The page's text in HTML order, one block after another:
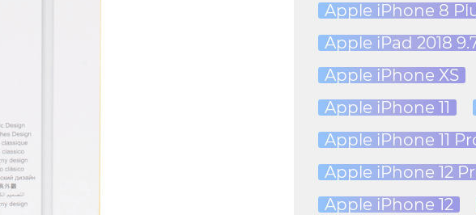
Apple iPhone 8
Apple iPad 2018
Apple iPhone XS
Apple iPhone 11
Apple iPhone 11
Apple iPhone 12
Apple iPhone 12